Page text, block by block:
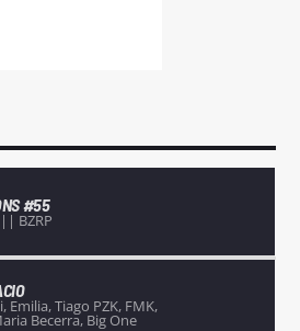
#55
|| BZRP
Emilia, Tiago PZK, FMK,
Becerra, Big One